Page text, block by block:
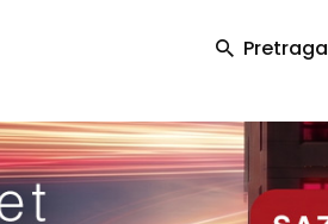
Pretraga